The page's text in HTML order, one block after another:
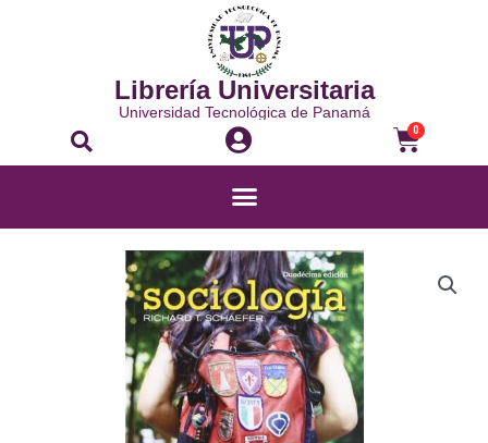
Librería Universitaria
Universidad Tecnológica de Panamá
0